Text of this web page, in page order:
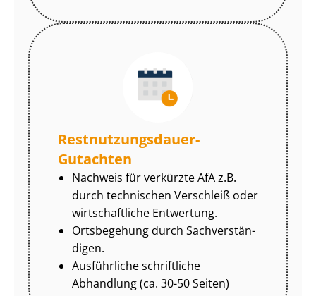
Rest­nut­zungs­dau­er-
Gutachten
Nachweis für verkürzte AfA z.B.
durch technischen Verschleiß oder
wirtschaftliche Entwertung.
Ortsbegehung durch Sach­ver­stän­
di­gen.
Ausführliche schriftliche
Abhandlung (ca. 30-50 Seiten)